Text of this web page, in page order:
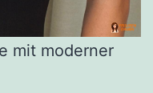
mit moderner